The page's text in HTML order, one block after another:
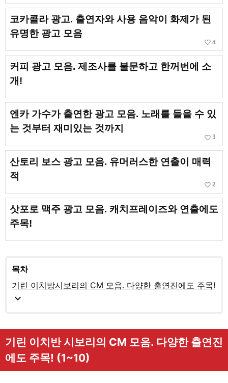
코카콜라 광고. 출연자와 사용 음악이 화제가 된
유명한 광고 모음
favorite_border 4
커피 광고 모음. 제조사를 불문하고 한꺼번에 소
개!
엔카 가수가 출연한 광고 모음. 노래를 들을 수 있
는 것부터 재미있는 것까지
favorite_border 3
산토리 보스 광고 모음. 유머러스한 연출이 매력
적
favorite_border 2
삿포로 맥주 광고 모음. 캐치프레이즈와 연출에도
주목!
목차
기린 이치방시보리의 CM 모음. 다양한 출연진에도 주목!
expand_more
기린 이치반 시보리의 CM 모음. 다양한 출연진
에도 주목! (1~10)